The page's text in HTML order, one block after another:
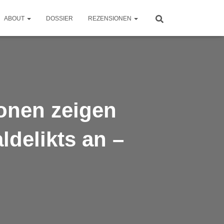
ABOUT DOSSIER REZENSIONEN
zeigen
an –